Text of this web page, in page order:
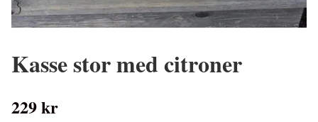
Kasse stor med citroner
229 kr